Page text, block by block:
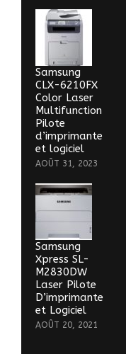
Samsung
CLX-6210FX
Color Laser
Multifunction
Pilote
d’imprimante
et logiciel
AOÛT 31, 2023
Samsung
Xpress SL-
M2830DW
Laser Pilote
D’imprimante
et Logiciel
AOÛT 20, 2021